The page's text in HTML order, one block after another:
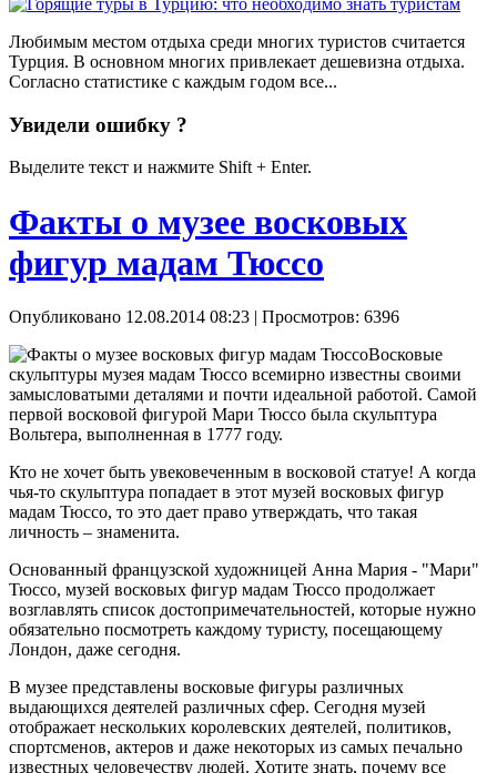
Любимым местом отдыха среди многих туристов считается
Турция. В основном многих привлекает дешевизна отдыха.
Согласно статистике с каждым годом все...
Увидели ошибку ?
Выделите текст и нажмите Shift + Enter.
Факты о музее восковых
фигур мадам Тюссо
Опубликовано 12.08.2014 08:23 | Просмотров: 6396
Восковые
скульптуры музея мадам Тюссо всемирно известны своими
замысловатыми деталями и почти идеальной работой. Самой
первой восковой фигурой Мари Тюссо была скульптура
Вольтера, выполненная в 1777 году.
Кто не хочет быть увековеченным в восковой статуе! А когда
чья-то скульптура попадает в этот музей восковых фигур
мадам Тюссо, то это дает право утверждать, что такая
личность – знаменита.
Основанный французской художницей Анна Мария - "Мари"
Тюссо, музей восковых фигур мадам Тюссо продолжает
возглавлять список достопримечательностей, которые нужно
обязательно посмотреть каждому туристу, посещающему
Лондон, даже сегодня.
В музее представлены восковые фигуры различных
выдающихся деятелей различных сфер. Сегодня музей
отображает нескольких королевских деятелей, политиков,
спортсменов, актеров и даже некоторых из самых печально
известных человечеству людей. Хотите знать, почему все